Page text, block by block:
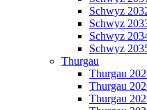
Schwyz
Schwyz
Schwyz
Schwyz
Thurgau
Thurgau
Thurgau
Thurgau